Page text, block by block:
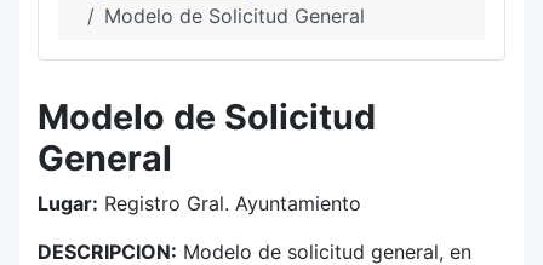
Modelo de Solicitud General
Modelo de Solicitud
General
Lugar: Registro Gral. Ayuntamiento
DESCRIPCION: Modelo de solicitud general, en